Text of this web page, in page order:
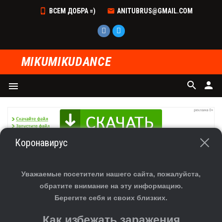
Коронавирус
Уважаемые посетители нашего сайта, пожалуйста,
обратите внимание на эту информацию.
Берегите себя и своих близких.
ВСЕМ ДОБРА =) ANITUBRUS@GMAIL.COM
MIKUMIKUDANCE
menu person
search
ГЛАВНАЯ»ФАЙЛЫ ПАРЕНЬ
СКАЧАТЬ МОДЕЛЬ ПАРНЯ YUURI KATSUKI ДЛЯ
MMD (MIKUMIKUDANCE)